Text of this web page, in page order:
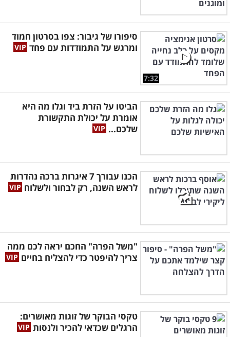
7:32
סיפורו של גיבור: צפו בסרטון חמוד
ומרגש על התמודדות עם פחד
הביטו על הזרת ביד וגלו מה היא
אומרת על יכולת התקשורת
שלכם...
הכנו עבורך 7 איגרות ברכה נהדרות
לראש השנה, רק לבחור ולשלוח
"משל הפרה" החכם יראה לכם ממה
צריך להיפטר כדי להצליח בחיים
טקסי הבוקר של זוגות מאושרים:
הרגלים שכדאי להכיר ולנסות